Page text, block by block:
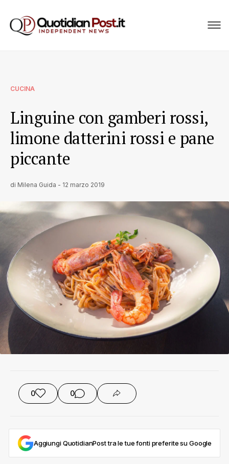
CUCINA
Linguine con gamberi rossi,
limone datterini rossi e pane
piccante
di Milena Guida - 12 marzo 2019
0 0
Aggiungi QuotidianPost tra le tue fonti preferite su Google